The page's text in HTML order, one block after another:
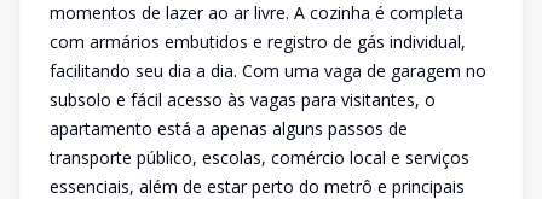
momentos de lazer ao ar livre. A cozinha é completa
com armários embutidos e registro de gás individual,
facilitando seu dia a dia. Com uma vaga de garagem no
subsolo e fácil acesso às vagas para visitantes, o
apartamento está a apenas alguns passos de
transporte público, escolas, comércio local e serviços
essenciais, além de estar perto do metrô e principais